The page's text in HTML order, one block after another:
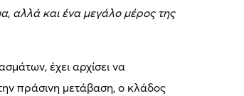
αλλά και ένα μεγάλο μέρος της
έχει αρχίσει να
πράσινη μετάβαση, ο κλάδος